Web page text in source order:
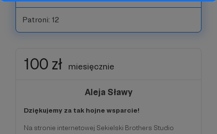
Patroni: 12
100 zł miesięcznie
Aleja Sławy
Dziękujemy za tak hojne wsparcie!
Na stronie internetowej Sekielski Brothers Studio